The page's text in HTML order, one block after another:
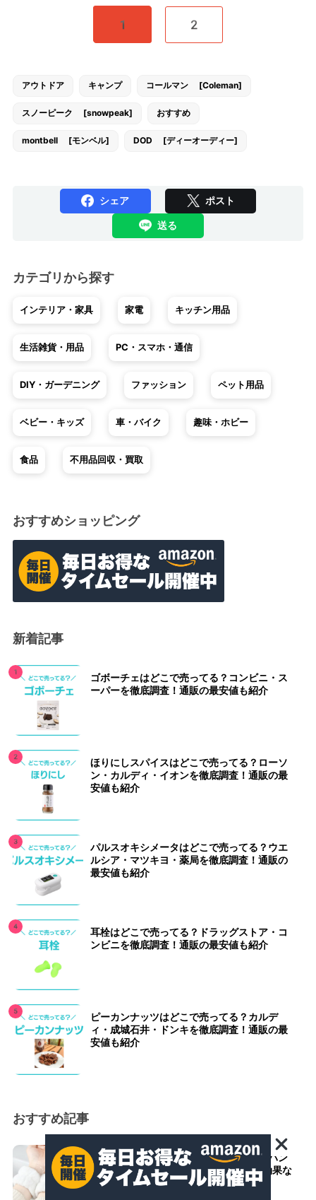
1 2
アウトドア キャンプ コールマン [Coleman]
スノーピーク [snowpeak] おすすめ
montbell [モンベル] DOD [ディーオーディー]
シェア ポスト
送る
カテゴリから探す
インテリア・家具 家電 キッチン用品
生活雑貨・用品 PC・スマホ・通信
DIY・ガーデニング ファッション ペット用品
ベビー・キッズ 車・バイク 趣味・ホビー
食品 不用品回収・買取
おすすめショッピング
新着記事
ゴボーチェはどこで売ってる？コンビニ・ス
ーパーを徹底調査！通販の最安値も紹介
ほりにしスパイスはどこで売ってる？ローソ
ン・カルディ・イオンを徹底調査！通販の最
安値も紹介
パルスオキシメータはどこで売ってる？ウエ
ルシア・マツキヨ・薬局を徹底調査！通販の
最安値も紹介
耳栓はどこで売ってる？ドラッグストア・コ
ンビニを徹底調査！通販の最安値も紹介
ピーカンナッツはどこで売ってる？カルデ
ィ・成城石井・ドンキを徹底調査！通販の最
安値も紹介
おすすめ記事
【ニトリ・無印・ダイソー】洗顔リストバン
ドのおすすめ人気ランキング10選！効果な
ども紹介